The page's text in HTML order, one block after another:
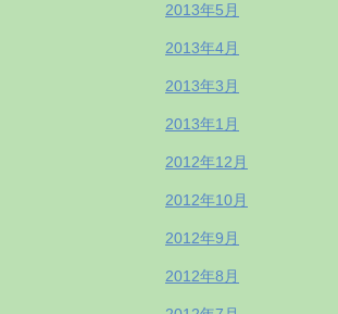
2013年5月
2013年4月
2013年3月
2013年1月
2012年12月
2012年10月
2012年9月
2012年8月